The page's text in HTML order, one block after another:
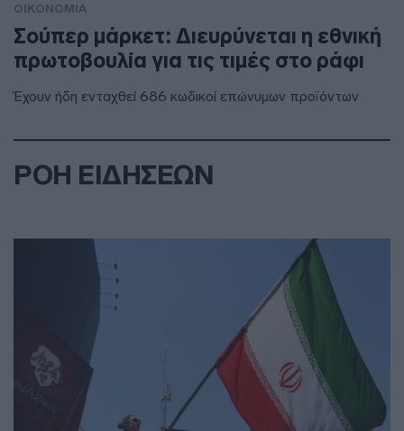
ΟΙΚΟΝΟΜΙΑ
Σούπερ μάρκετ: Διευρύνεται η εθνική
πρωτοβουλία για τις τιμές στο ράφι
Έχουν ήδη ενταχθεί 686 κωδικοί επώνυμων προϊόντων
ΡΟΗ ΕΙΔΗΣΕΩΝ